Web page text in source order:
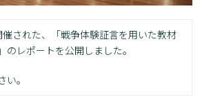
催された、「戦争体験証言を用いた教材
のレポートを公開しました。
。